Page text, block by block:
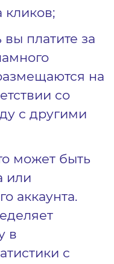
кликов;
платите за
на
со
с другими
может быть
или
аккаунта.
в
с